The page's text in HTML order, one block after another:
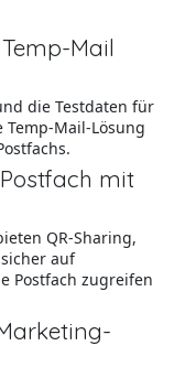
Mail
die Testdaten für
Mail-Lösung
mit
QR-Sharing,
auf
Postfach zugreifen